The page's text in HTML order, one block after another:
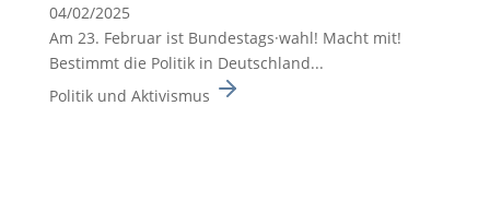
04/02/2025
Am 23. Februar ist Bundes­tags·wahl! Macht mit!
Bestimmt die Politik in Deutsch­land...
Politik und Aktivismus